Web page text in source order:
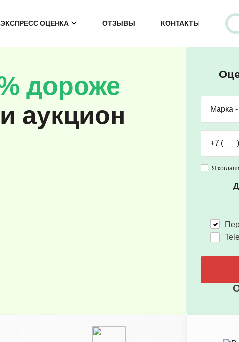
ЭКСПРЕСС ОЦЕНКА ОТЗЫВЫ КОНТАКТЫ
дороже
аукцион
Я